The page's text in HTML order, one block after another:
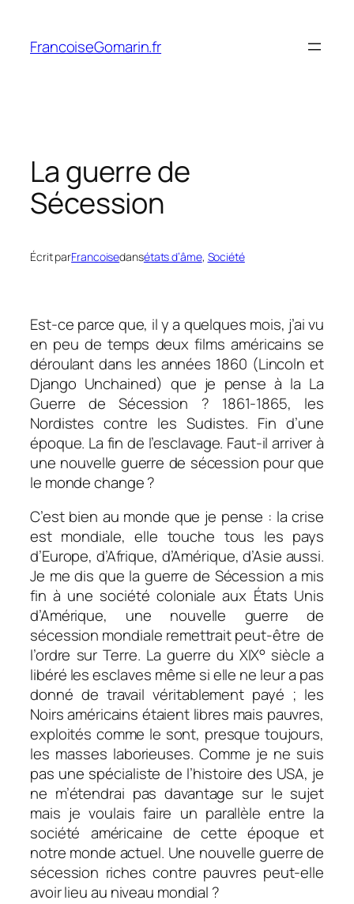
contenu
FrancoiseGomarin.fr
La guerre de
Sécession
Écrit parFrancoisedansétats d’âme, Société
Est-ce parce que, il y a quelques mois, j’ai vu
en peu de temps deux films américains se
déroulant dans les années 1860 (Lincoln et
Django Unchained) que je pense à la La
Guerre de Sécession ? 1861-1865, les
Nordistes contre les Sudistes. Fin d’une
époque. La fin de l’esclavage. Faut-il arriver à
une nouvelle guerre de sécession pour que
le monde change ?
C’est bien au monde que je pense : la crise
est mondiale, elle touche tous les pays
d’Europe, d’Afrique, d’Amérique, d’Asie aussi.
Je me dis que la guerre de Sécession a mis
fin à une société coloniale aux États Unis
d’Amérique, une nouvelle guerre de
sécession mondiale remettrait peut-être de
l’ordre sur Terre. La guerre du XIX° siècle a
libéré les esclaves même si elle ne leur a pas
donné de travail véritablement payé ; les
Noirs américains étaient libres mais pauvres,
exploités comme le sont, presque toujours,
les masses laborieuses. Comme je ne suis
pas une spécialiste de l’histoire des USA, je
ne m’étendrai pas davantage sur le sujet
mais je voulais faire un parallèle entre la
société américaine de cette époque et
notre monde actuel. Une nouvelle guerre de
sécession riches contre pauvres peut-elle
avoir lieu au niveau mondial ?